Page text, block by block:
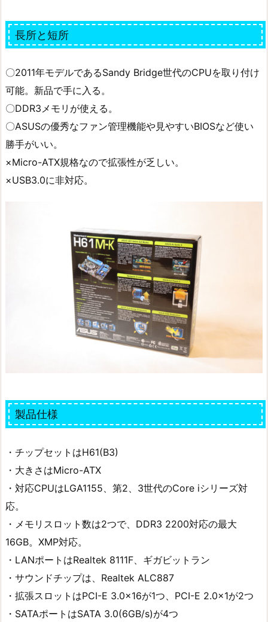
長所と短所
〇2011年モデルであるSandy Bridge世代のCPUを取り付け
可能。新品で手に入る。
〇DDR3メモリが使える。
〇ASUSの優秀なファン管理機能や見やすいBIOSなど使い
勝手がいい。
×Micro-ATX規格なので拡張性が乏しい。
×USB3.0に非対応。
製品仕様
・チップセットはH61(B3)
・大きさはMicro-ATX
・対応CPUはLGA1155、第2、3世代のCore iシリーズ対
応。
・メモリスロット数は2つで、DDR3 2200対応の最大
16GB。XMP対応。
・LANポートはRealtek 8111F、ギガビットラン
・サウンドチップは、Realtek ALC887
・拡張スロットはPCI-E 3.0×16が1つ、PCI-E 2.0×1が2つ
・SATAポートはSATA 3.0(6GB/s)が4つ